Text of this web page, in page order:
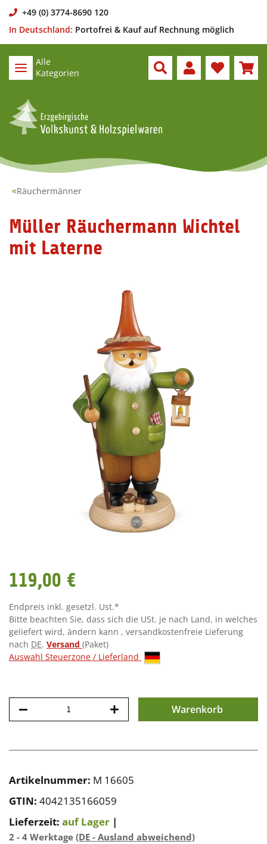
+49 (0) 3774-8690 120
In Deutschland: Portofrei & Kauf auf Rechnung möglich
Alle
Kategorien
Räuchermänner
Müller Räuchermann Wichtel
mit Laterne
119,00 €
Endpreis inkl. gesetzl. Ust.*
Bitte beachten Sie, dass sich die USt. je nach Land, in welches
geliefert wird, ändern kann , versandkostenfreie Lieferung
nach DE. Versand (Paket)
Auswahl Steuerzone / Lieferland
Warenkorb
Artikelnummer: M 16605
GTIN: 4042135166059
Lieferzeit: auf Lager |
2 - 4 Werktage (DE - Ausland abweichend)